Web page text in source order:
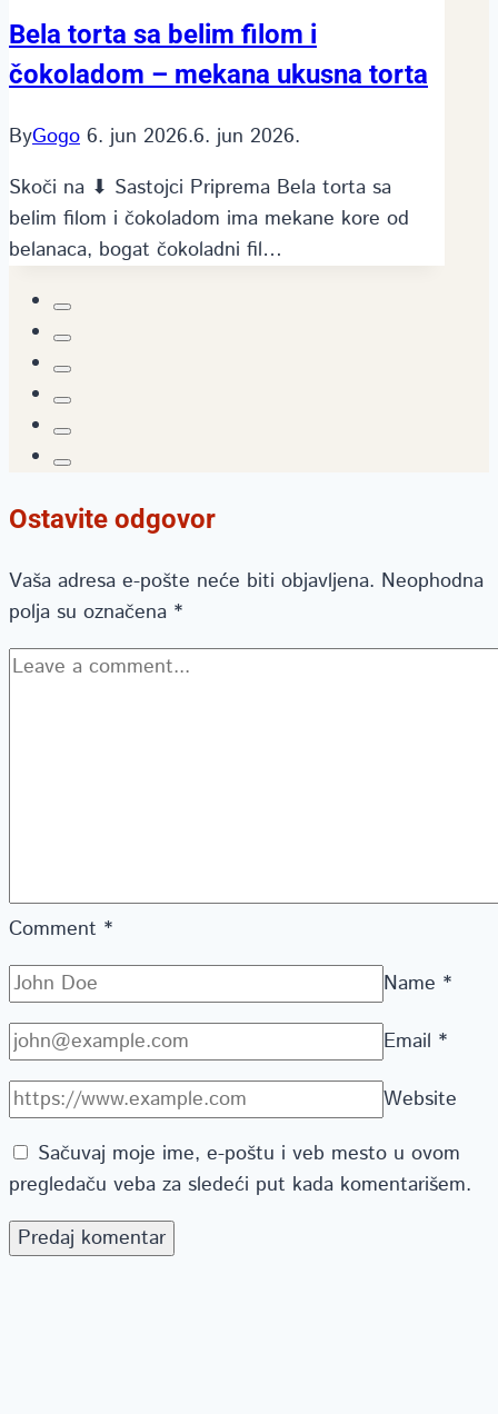
Bela torta sa belim filom i
čokoladom – mekana ukusna torta
ByGogo 6. jun 2026.6. jun 2026.
Skoči na ⬇ Sastojci Priprema Bela torta sa
belim filom i čokoladom ima mekane kore od
belanaca, bogat čokoladni fil…
Ostavite odgovor
Vaša adresa e-pošte neće biti objavljena. Neophodna
polja su označena *
Comment *
Name *
Email *
Website
Sačuvaj moje ime, e-poštu i veb mesto u ovom
pregledaču veba za sledeći put kada komentarišem.